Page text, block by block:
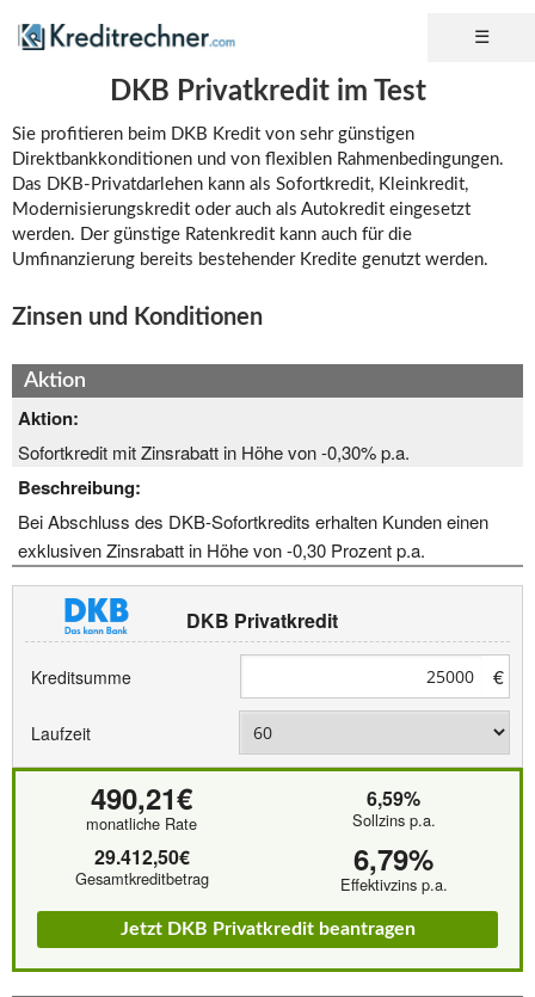
DKB Privatkredit im Test
Sie profitieren beim DKB Kredit von sehr günstigen
Direktbankkonditionen und von flexiblen Rahmenbedingungen.
Das DKB-Privatdarlehen kann als Sofortkredit, Kleinkredit,
Modernisierungskredit oder auch als Autokredit eingesetzt
werden. Der günstige Ratenkredit kann auch für die
Umfinanzierung bereits bestehender Kredite genutzt werden.
Zinsen und Konditionen
Aktion
Aktion:
Sofortkredit mit Zinsrabatt in Höhe von -0,30% p.a.
Beschreibung:
Bei Abschluss des DKB-Sofortkredits erhalten Kunden einen
exklusiven Zinsrabatt in Höhe von -0,30 Prozent p.a.
DKB Privatkredit
Kreditsumme €
Laufzeit
490,21€
monatliche Rate
6,59%
Sollzins p.a.
6,79%
Effektivzins p.a.
29.412,50€
Gesamtkreditbetrag
Jetzt DKB Privatkredit beantragen